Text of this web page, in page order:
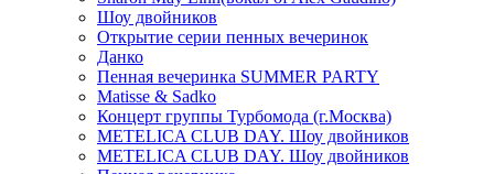
Шоу двойников
Открытие серии пенных вечеринок
Данко
Пенная вечеринка SUMMER PARTY
Matisse & Sadko
Концерт группы Турбомода (г.Москва)
METELICA CLUB DAY. Шоу двойников
METELICA CLUB DAY. Шоу двойников